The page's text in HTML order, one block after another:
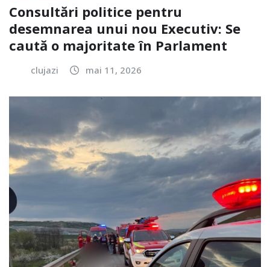
Consultări politice pentru
desemnarea unui nou Executiv: Se
caută o majoritate în Parlament
clujazi mai 11, 2026